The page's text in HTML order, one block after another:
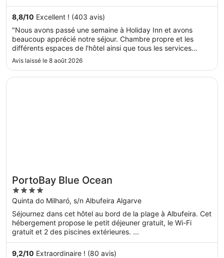
8,8/10 Excellent ! (403 avis)
"Nous avons passé une semaine à Holiday Inn et avons
beaucoup apprécié notre séjour. Chambre propre et les
différents espaces de l'hôtel ainsi que tous les services
proposés sont appréciables. Nous avons par contre été un
sur nos lits. Cela a ..."
Avis laissé le 8 août 2026
PortoBay Blue Ocean
4
out
of
5
Quinta do Milharó, s/n Albufeira Algarve
Séjournez dans cet hôtel au bord de la plage à Albufeira. Cet
hébergement propose le petit déjeuner gratuit, le Wi-Fi
gratuit et 2 des piscines extérieures. ...
9,2/10 Extraordinaire ! (80 avis)
S’ouvre dans une nouvelle fenêtre
PortoBay Blue Ocean